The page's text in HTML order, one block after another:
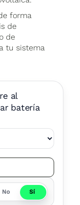
forma
de
de
tu sistema
al
batería
No Sí